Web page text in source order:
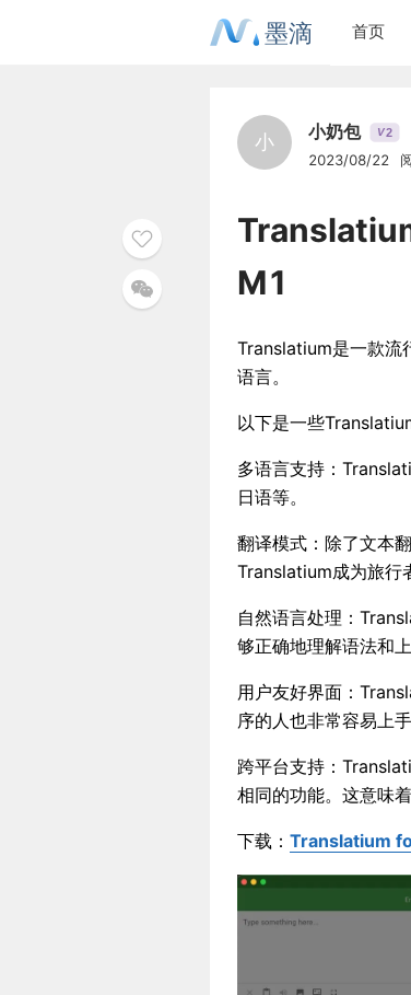
墨滴 首页
小 小奶包 V2
2023/08/22
M1
Translatium是一款流
语言。
以下是一些
多语言支持：
日语等。
翻译模式：除了文本
Translatium成为旅行
自然语言处理：
够正确地理解语法和
用户友好界面：
序的人也非常容易上手
跨平台支持：
相同的功能。这意味
下载： Translatium